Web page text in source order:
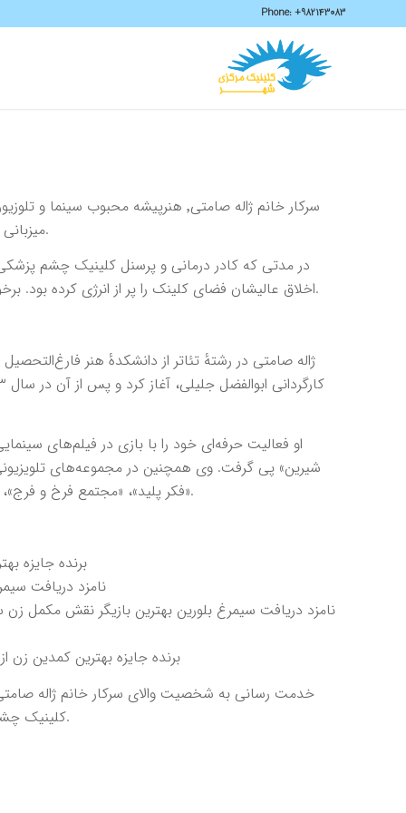
Phone:+982143083
میزبانی از ایشان در کلینیک چشم پزشکی چشمخانه باعث افتخار ما بود.
اخلاق عالیشان فضای کلینک را پر از انرژی کرده بود. برخورد عالی ایشان و روحیه بسیار بالای ایشان بسیار مثال زدنی بود.
ژاله صامتی در رشتهٔ تئاتر از دانشکدهٔ هنر
او فعالیت حرفه‌ای خود را با بازی در فیلم‌های
شیرین» پی گرفت. وی همچنین در مجموعه‌های
«فکر پلید»، «مجتمع فرخ و فرج»، «آژانس دوستی»، «این زمینی‌ها» و «زیرخاکی» حضور داشته‌ است.
برنده جایزه
نامزد دریافت
نامزد دریافت سیمرغ بلورین بهترین بازیگر نقش مکمل
برنده جایزه بهترین کمدین زن
خدمت رسانی به شخصیت والای سرکار خانم ژاله
کلینیک چشمخانه برای ایشان آرزوی سلامتی و طول عمر همراه با عزت داریم.